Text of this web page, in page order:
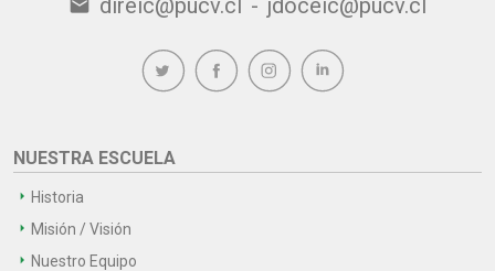
email
NUESTRA ESCUELA
Historia
Misión / Visión
Nuestro Equipo